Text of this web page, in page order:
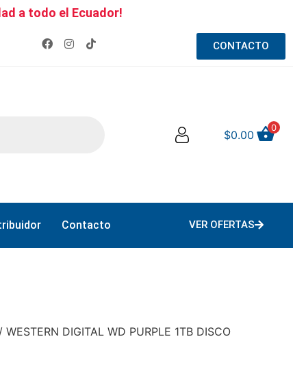
a todo el Ecuador!
CONTACTO
$0.00
0
Contacto VER OFERTAS
/ WESTERN DIGITAL WD PURPLE 1TB DISCO